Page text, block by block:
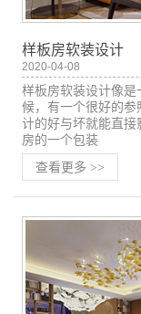
样板房软装设计
2020-04-08
样板房软装设计像
候，有一个很好的
计的好与坏就能直
房的一个包装
查看更多 >>